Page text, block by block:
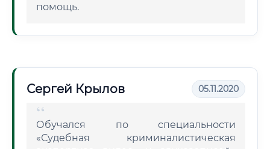
помощь.
Сергей Крылов 05.11.2020
Обучался по специальности
«Судебная криминалистическая